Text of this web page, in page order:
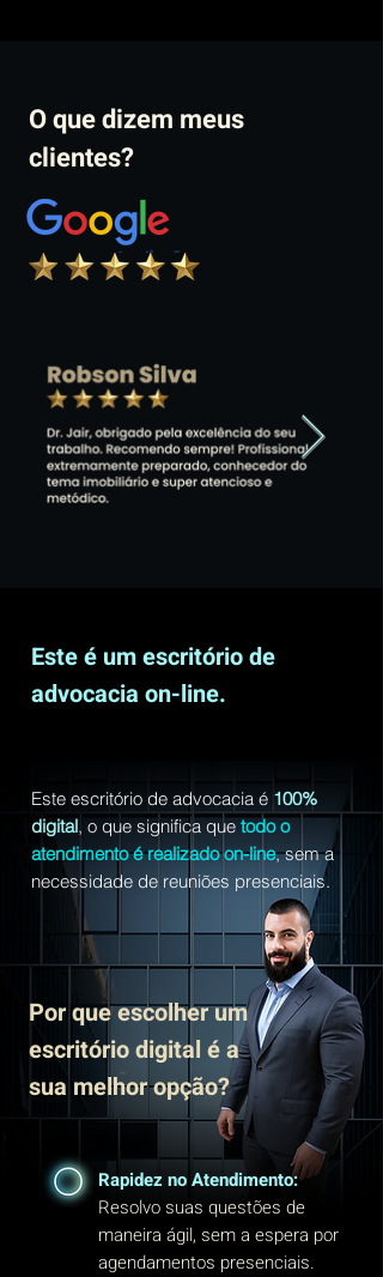
O que dizem meus
clientes?
Este é um escritório de
advocacia on-line.
Este escritório de advocacia é 100%
digital, o que significa quetodo o
atendimento é realizado on-line, sem a
necessidade de reuniões presenciais.
Por que escolher um
escritório digital é a
sua melhor opção?
Rapidez no Atendimento:
Resolvo suas questões de
maneira ágil, sem a espera por
agendamentos presenciais.